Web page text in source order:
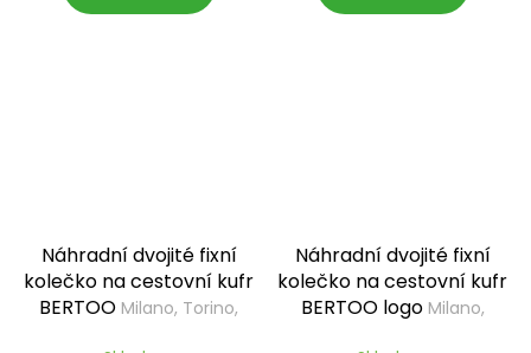
Náhradní dvojité fixní
kolečko na cestovní kufr
BERTOO Milano, Torino,
Náhradní dvojité fixní
kolečko na cestovní kufr
BERTOO logo Milano,